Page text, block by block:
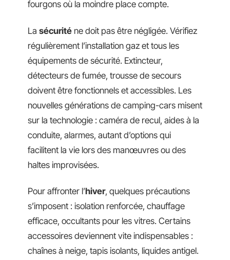
fourgons où la moindre place compte.
La sécurité ne doit pas être négligée. Vérifiez
régulièrement l’installation gaz et tous les
équipements de sécurité. Extincteur,
détecteurs de fumée, trousse de secours
doivent être fonctionnels et accessibles. Les
nouvelles générations de camping-cars misent
sur la technologie : caméra de recul, aides à la
conduite, alarmes, autant d’options qui
facilitent la vie lors des manœuvres ou des
haltes improvisées.
Pour affronter l’hiver, quelques précautions
s’imposent : isolation renforcée, chauffage
efficace, occultants pour les vitres. Certains
accessoires deviennent vite indispensables :
chaînes à neige, tapis isolants, liquides antigel.